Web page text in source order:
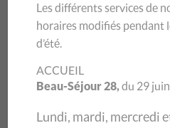
REVUE DE
Les différents services de
horaires modifiés pendant
d’été.
ACCUEIL
Beau-Séjour 28,du 29
Lundi, mardi, mercredi